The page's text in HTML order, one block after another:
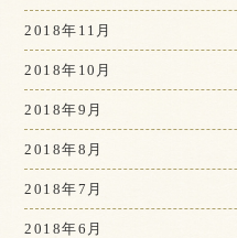
2018年11月
2018年10月
2018年9月
2018年8月
2018年7月
2018年6月